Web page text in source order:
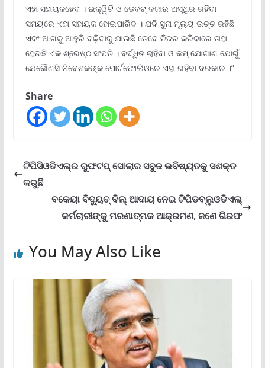
ଏହା ସହାୟକହେବ । ଇକ୍ୱିଟି ଓ ଡେବଟ୍ ବଜାର ଅସ୍ଥିର ରହିବା
ସମୟରେ ଏହା ସହାୟକ ହୋଇପାରିବ । ଯଦି ସୁନା ମୂଲ୍ୟ ଉଚ୍ଚ ରହିଛି
ଏବଂ ଆଗକୁ ଆହୁରି ବଢ଼ିବାକୁ ଯାଉଛି ତେବେ ନିଜର କରିବାରେ ତାହା
ହେଉଛି ଏକ ଶ୍ରେଷ୍ଠ ସଂପତି । ବର୍ଦ୍ଧିତ ଚାହିଦା ଓ କମ୍ ଯୋଗାଣ ଯୋଗୁଁ
ଯେକୌଣସି ନିବେଶକଙ୍କ ପୋର୍ଟଫୋଲିଓରେ ଏହା ରହିବା ଦରକାର ।”
Share
ଟିପିସିଓଡିଏଲ୍‌ର ରୁଫଟପ୍ ସୋଲାର ସବୁଜ ଭବିଷ୍ୟତକୁ ସଶକ୍ତ
କରୁଛି
ବକେୟା ବିଦ୍ୟୁତ୍ ବିଲ୍ ଆଦାୟ ନେଇ ଟିପିଡବ୍ଲୁଓଡିଏଲ୍
କର୍ମଚାରୀଙ୍କୁ ମରଣାତ୍ମକ ଆକ୍ରମଣ, ଜଣେ ଗିରଫ
You May Also Like